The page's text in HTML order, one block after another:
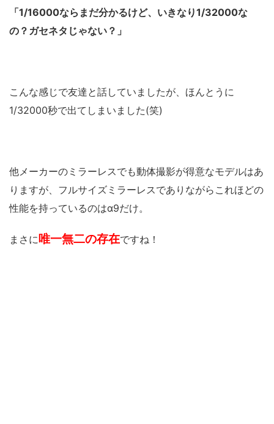
「1/16000ならまだ分かるけど、いきなり1/32000な
の？ガセネタじゃない？」
こんな感じで友達と話していましたが、ほんとうに
1/32000秒で出てしまいました(笑)
他メーカーのミラーレスでも動体撮影が得意なモデルはあ
りますが、フルサイズミラーレスでありながらこれほどの
性能を持っているのはα9だけ。
まさに唯一無二の存在ですね！